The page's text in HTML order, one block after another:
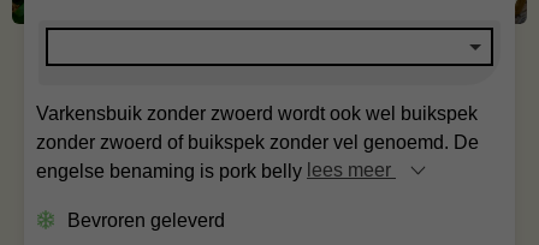
Varkensbuik zonder zwoerd wordt ook wel buikspek
zonder zwoerd of buikspek zonder vel genoemd. De
engelse benaming is pork belly lees meer
Bevroren geleverd